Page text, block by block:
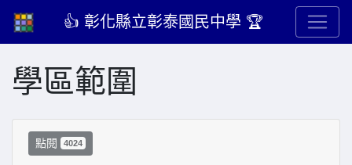
👍 彰化縣立彰泰國民中學 🏆
學區範圍
點閱 4024